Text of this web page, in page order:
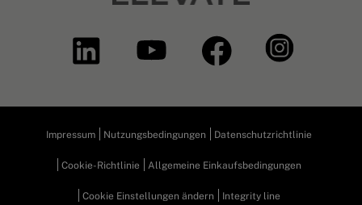
Impressum Nutzungsbedingungen Datenschutzrichtlinie
Cookie-Richtlinie Allgemeine Einkaufsbedingungen
Cookie Einstellungen ändern Integrity line